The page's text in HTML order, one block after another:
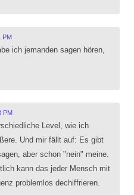
PM
ich jemanden sagen hören,
PM
Level, wie ich
Und mir fällt auf: Es gibt
aber schon "nein" meine.
kann das jeder Mensch mit
problemlos dechiffrieren.